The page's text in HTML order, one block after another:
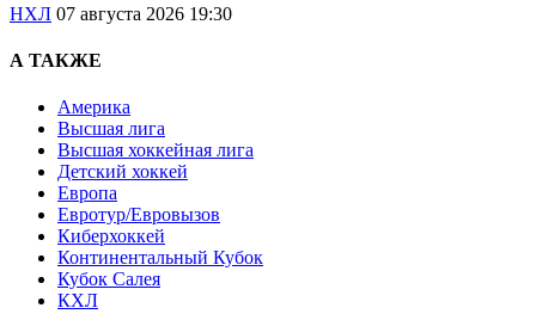
НХЛ 07 августа 2026 19:30
А ТАКЖЕ
Америка
Высшая лига
Высшая хоккейная лига
Детский хоккей
Европа
Евротур/Евровызов
Киберхоккей
Континентальный Кубок
Кубок Салея
КХЛ